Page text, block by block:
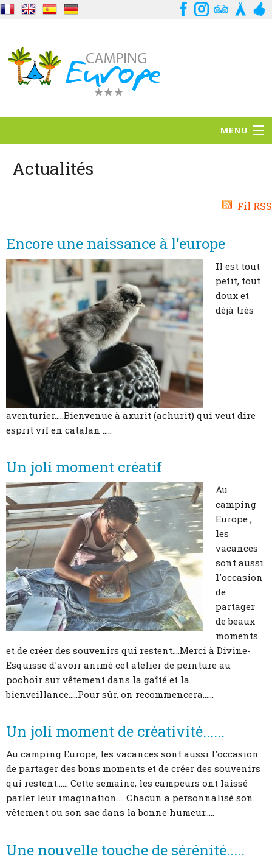
MENU
Situation
Contact
Coordonnées et accès
Formulaire de contact
Documentations
Actualités
Mobile home et tarifs
Emplacement et tarifs
Actualités
Fil RSS
Encore une naissance à l'europe
Il est tout
petit, tout
doux et
déjà très
aventurier.....Bienvenue à axurit (achurit) qui veut dire
esprit vif en catalan .....
Un joli moment créatif
Au
camping
Europe ,
les
vacances
sont aussi
l'occasion
de
partager
de beaux
moments
et de créer des souvenirs qui restent....Merci à Divine-
Esquisse d'avoir animé cet atelier de peinture au
pochoir sur vêtement dans la gaîté et la
bienveillance.....Pour sûr, on recommencera......
Un joli moment de créativité......
Au camping Europe, les vacances sont aussi l'occasion
de partager des bons moments et de créer des souvenirs
qui restent...... Cette semaine, les campeurs ont laissé
parler leur imagination.... Chacun a personnalisé son
vêtement ou son sac dans la bonne humeur.....
Une nouvelle touche de sérénité.....